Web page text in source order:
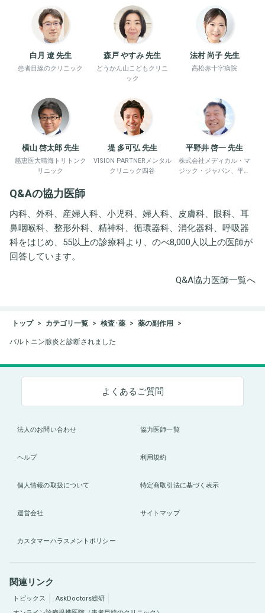
白月 遼 先生
患者目線のクリニック
森戸 やすみ 先生
どうかん山こどもクリニ
ック
法村 尚子 先生
高松赤十字病院
横山 啓太郎 先生
慈恵医大晴海トリトンク
リニック
堤 多可弘 先生
VISION PARTNERメンタル
クリニック四谷
平野井 啓一 先生
株式会社メディカル・マ
ジック・ジャパン、平野
Q&Aの協力医師
内科、外科、産婦人科、小児科、婦人科、皮膚科、眼科、耳
鼻咽喉科、整形外科、精神科、循環器科、消化器科、呼吸器
科をはじめ、55以上の診療科より、のべ8,000人以上の医師が
回答しています。
Q&A協力医師一覧へ
トップ カテゴリ一覧 検査･薬 薬の副作用
バルトニン腺炎と診断されました
よくあるご質問
法人のお問い合わせ 協力医師一覧
ヘルプ 利用規約
個人情報の取扱について 特定商取引法に基づく表示
運営会社 サイトマップ
カスタマーハラスメントポリシー
関連リンク
トピックス
AskDoctors総研